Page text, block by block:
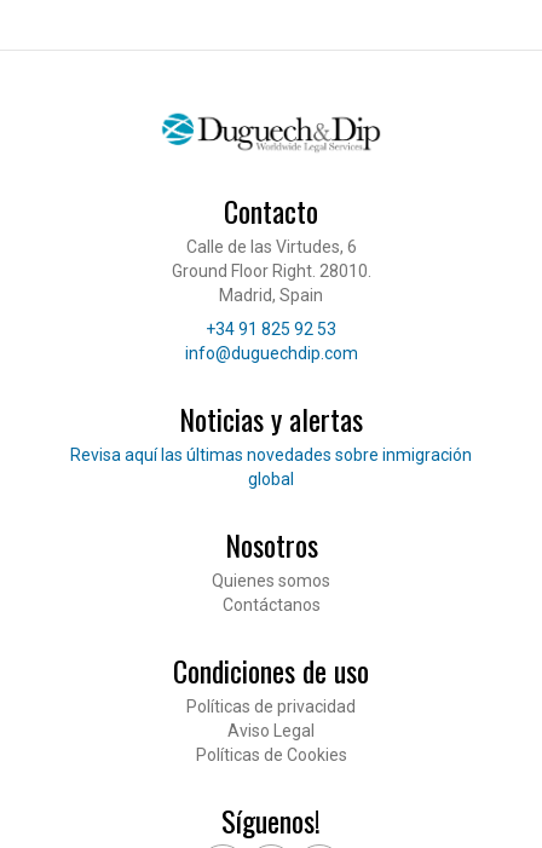
Pié de página
Contacto
Calle de las Virtudes, 6
Ground Floor Right. 28010.
Madrid, Spain
Teléfono
+34 91 825 92 53
Correo electrónico
info@duguechdip.com
Noticias y alertas
Lee nuestras noticias
Revisa aquí las últimas novedades sobre inmigración
global
Nosotros
Quienes somos
Contáctanos
Condiciones de uso
Políticas de privacidad
Aviso Legal
Políticas de Cookies
Síguenos!